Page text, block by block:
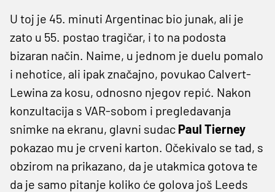
U toj je 45. minuti Argentinac bio junak, ali je
zato u 55. postao tragičar, i to na podosta
bizaran način. Naime, u jednom je duelu pomalo
i nehotice, ali ipak značajno, povukao Calvert-
Lewina za kosu, odnosno njegov repić. Nakon
konzultacija s VAR-sobom i pregledavanja
snimke na ekranu, glavni sudac Paul Tierney
pokazao mu je crveni karton. Očekivalo se tad, s
obzirom na prikazano, da je utakmica gotova te
da je samo pitanje koliko će golova još Leeds